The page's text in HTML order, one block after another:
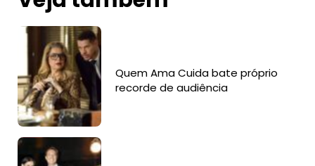
Quem Ama Cuida bate próprio
recorde de audiência